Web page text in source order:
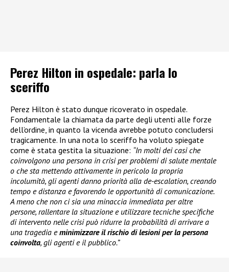
Perez Hilton in ospedale: parla lo
sceriffo
Perez Hilton è stato dunque ricoverato in ospedale.
Fondamentale la chiamata da parte degli utenti alle forze
dell’ordine, in quanto la vicenda avrebbe potuto concludersi
tragicamente. In una nota lo sceriffo ha voluto spiegate
come è stata gestita la situazione: “In molti dei casi che
coinvolgono una persona in crisi per problemi di salute mentale
o che sta mettendo attivamente in pericolo la propria
incolumità, gli agenti danno priorità alla de-escalation, creando
tempo e distanza e favorendo le opportunità di comunicazione.
A meno che non ci sia una minaccia immediata per altre
persone, rallentare la situazione e utilizzare tecniche specifiche
di intervento nelle crisi può ridurre la probabilità di arrivare a
una tragedia eminimizzare il rischio di lesioni per la persona
coinvolta, gli agenti e il pubblico.”